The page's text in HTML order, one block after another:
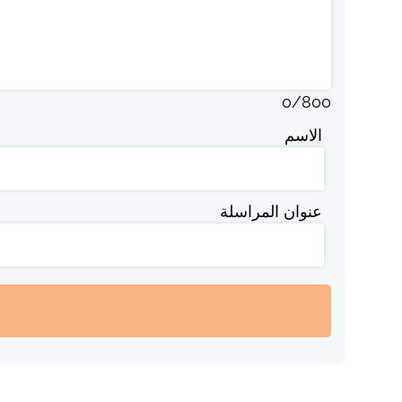
0/800
الاسم
عنوان المراسلة